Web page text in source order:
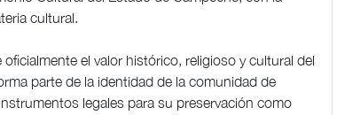
cultural.
el valor histórico, religioso y cultural del
parte de la identidad de la comunidad de
legales para su preservación como